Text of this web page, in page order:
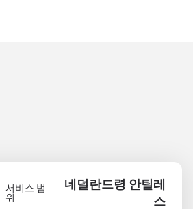
서비스 범
위
네덜란드령 안틸레
스